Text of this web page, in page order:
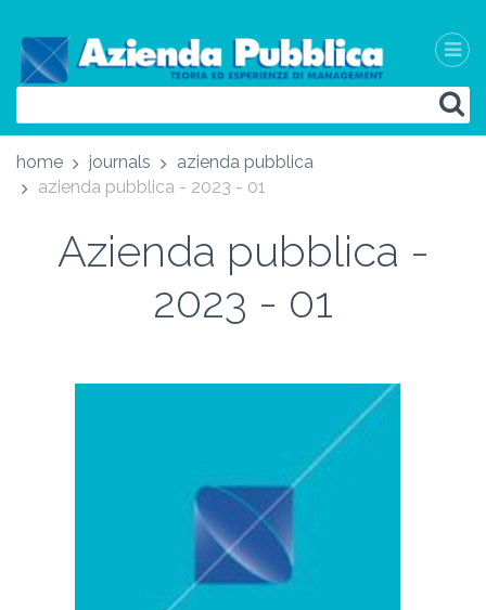
home journals
azienda pubblica
azienda pubblica - 2023 - 01
Azienda pubblica -
2023 - 01